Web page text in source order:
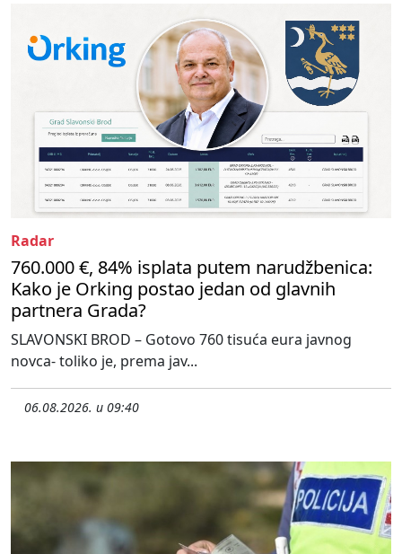
Radar
760.000 €, 84% isplata putem narudžbenica:
Kako je Orking postao jedan od glavnih
partnera Grada?
SLAVONSKI BROD – Gotovo 760 tisuća eura javnog
novca- toliko je, prema jav...
06.08.2026. u 09:40